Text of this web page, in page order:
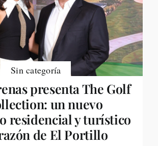
Sin categoría
presenta The Golf
un nuevo
residencial y turístico
de El Portillo